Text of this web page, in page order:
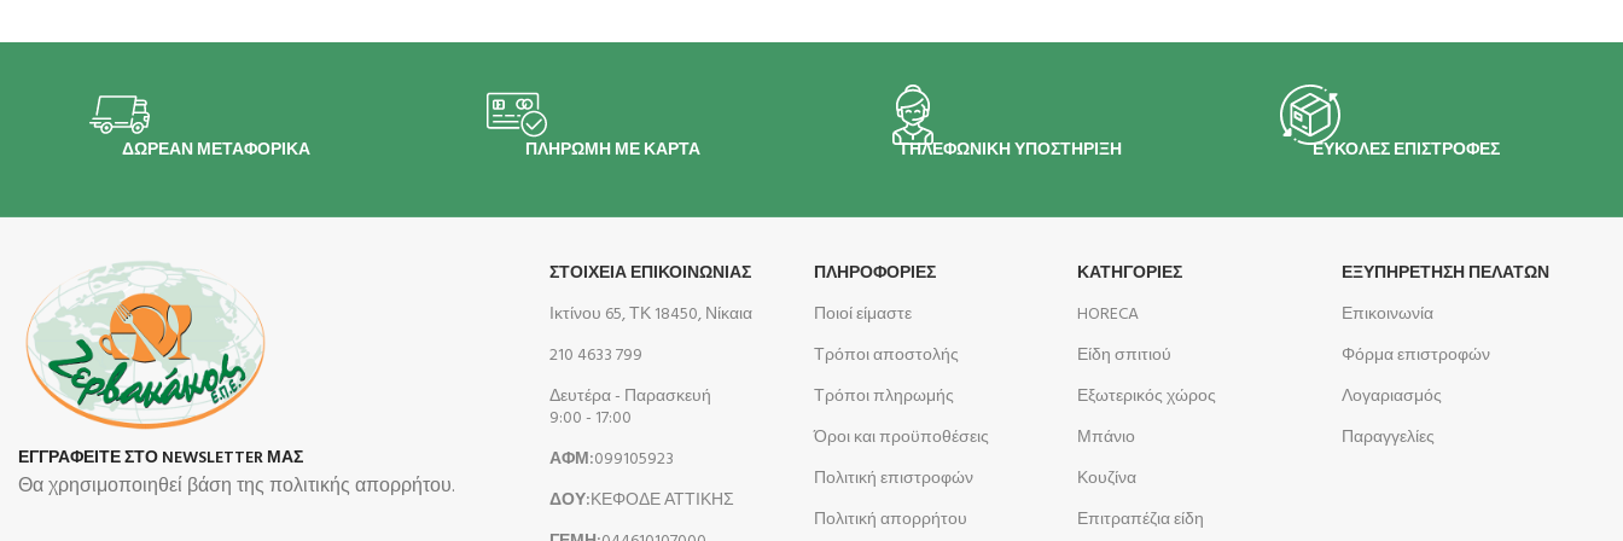
ΔΩΡΕΑΝ ΜΕΤΑΦΟΡΙΚΑ ΠΛΗΡΩΜΗ ΜΕ ΚΑΡΤΑ ΤΗΛΕΦΩΝΙΚΗ ΥΠΟΣΤΗΡΙΞΗ ΕΥΚΟΛΕΣ ΕΠΙΣΤΡΟΦΕΣ
ΕΓΓΡΑΦΕΙΤΕ ΣΤΟ NEWSLETTER ΜΑΣ
Θα χρησιμοποιηθεί βάση της πολιτικής απορρήτου.
ΣΤΟΙΧΕΙΑ ΕΠΙΚΟΙΝΩΝΙΑΣ
Ικτίνου 65, ΤΚ 18450, Νίκαια
210 4633 799
Δευτέρα - Παρασκευή
9:00 - 17:00
ΑΦΜ:099105923
ΔΟΥ:ΚΕΦΟΔΕ ΑΤΤΙΚΗΣ
ΠΛΗΡΟΦΟΡΊΕΣ
Ποιοί είμαστε
Τρόποι αποστολής
Τρόποι πληρωμής
Όροι και προϋποθέσεις
Πολιτική επιστροφών
Πολιτική απορρήτου
ΚΑΤΗΓΟΡΙΕΣ
HORECA
Είδη σπιτιού
Εξωτερικός χώρος
Μπάνιο
Κουζίνα
Επιτραπέζια είδη
ΕΞΥΠΗΡΕΤΗΣΗ ΠΕΛΑΤΩΝ
Επικοινωνία
Φόρμα επιστροφών
Λογαριασμός
Παραγγελίες